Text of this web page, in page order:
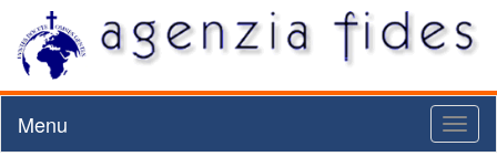
Menu